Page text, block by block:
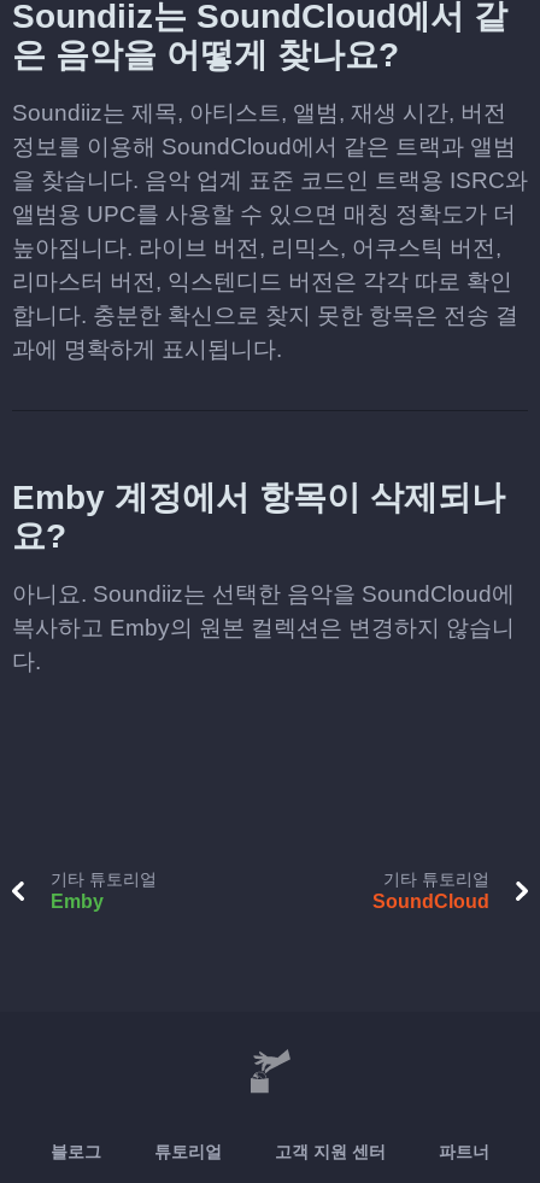
Soundiiz는 SoundCloud에서 같
은 음악을 어떻게 찾나요?
Soundiiz는 제목, 아티스트, 앨범, 재생 시간, 버전
정보를 이용해 SoundCloud에서 같은 트랙과 앨범
을 찾습니다. 음악 업계 표준 코드인 트랙용 ISRC와
앨범용 UPC를 사용할 수 있으면 매칭 정확도가 더
높아집니다. 라이브 버전, 리믹스, 어쿠스틱 버전,
리마스터 버전, 익스텐디드 버전은 각각 따로 확인
합니다. 충분한 확신으로 찾지 못한 항목은 전송 결
과에 명확하게 표시됩니다.
Emby 계정에서 항목이 삭제되나
요?
아니요. Soundiiz는 선택한 음악을 SoundCloud에
복사하고 Emby의 원본 컬렉션은 변경하지 않습니
다.
기타 튜토리얼
Emby
기타 튜토리얼
SoundCloud
블로그 튜토리얼 고객 지원 센터 파트너